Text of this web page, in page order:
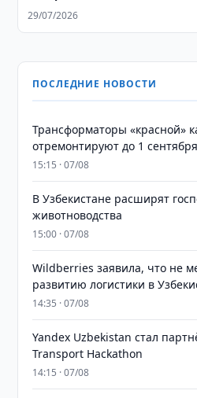
29/07/2026
ПОСЛЕДНИЕ НОВОСТИ
Трансформаторы «красной»
отремонтируют до 1 сентября
15:15 · 07/08
В Узбекистане расширят
животноводства
15:00 · 07/08
Wildberries заявила, что не
развитию логистики в
14:35 · 07/08
Yandex Uzbekistan стал
Transport Hackathon
14:15 · 07/08